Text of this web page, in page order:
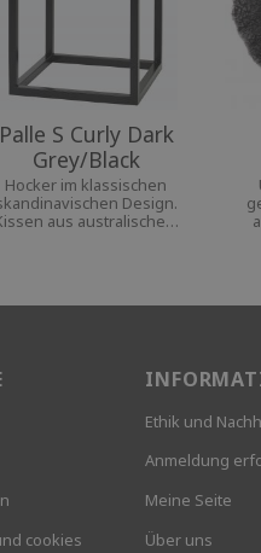
Palle S Curly Dark
Grey/Black
Hocker im klassischen
Design.
aus australischem
verwendet werden.
cookies
Ethik und
Anmeldung
Meine Seite
Über uns